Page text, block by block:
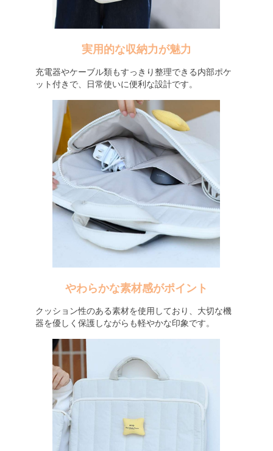
実用的な収納力が魅力
充電器やケーブル類もすっきり整理できる内部ポケ
ット付きで、日常使いに便利な設計です。
やわらかな素材感がポイント
クッション性のある素材を使用しており、大切な機
器を優しく保護しながらも軽やかな印象です。